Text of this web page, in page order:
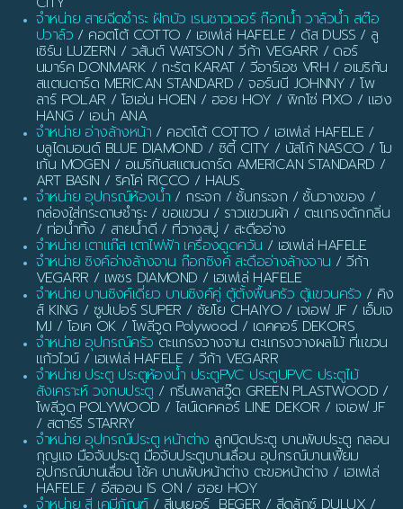
จำหน่าย สายฉีดชำระ ฝักบัว เรนชาวเวอร์ ก๊อกน้ำ วาล์วน้ำ สต๊อ
ปวาล์ว / คอตโต้ COTTO / เฮเฟเล่ HAFELE / ดัส DUSS / ลู
เซิร์น LUZERN / วสันต์ WATSON / วีก้า VEGARR / ดอร์
นมาร์ค DONMARK / กะรัต KARAT / วีอาร์เอช VRH / อเมริกัน
สแตนดาร์ด MERICAN STANDARD / จอร์นนี JOHNNY / โพ
ลาร์ POLAR / โฮเอ่น HOEN / ฮอย HOY / พิกโซ่ PIXO / แฮง
HANG / เอน่า ANA
จำหน่าย อ่างล้างหน้า / คอตโต้ COTTO / เฮเฟเล่ HAFELE /
บลูไดมอนด์ BLUE DIAMOND / ซิตี้ CITY / นัสโก้ NASCO / โม
เก้น MOGEN / อเมริกันสแตนดาร์ด AMERICAN STANDARD /
ART BASIN / ริคโค่ RICCO / HAUS
จำหน่าย อุปกรณ์ห้องน้ำ / กระจก / ชั้นกระจก / ชั้นวางของ /
กล่องใส่กระดาษชำระ / ขอแขวน / ราวแขวนผ้า / ตะแกรงดักกลิ่น
/ ท่อน้ำทิ้ง / สายน้ำดี / ที่วางสบู่ / สะดืออ่าง
จำหน่าย เตาแก๊ส เตาไฟฟ้า เครื่องดูดควัน / เฮเฟเล่ HAFELE
จำหน่าย ซิงค์อ่างล้างจาน ก๊อกซิงค์ สะดืออ่างล้างจาน / วีก้า
VEGARR / เพชร DIAMOND / เฮเฟเล่ HAFELE
จำหน่าย บานซิงค์เดี่ยว บานซิงค์คู่ ตู้ตั้งพื้นครัว ตู้แขวนครัว / คิง
ส์ KING / ซูปเปอร์ SUPER / ชัยโย CHAIYO / เจเอฟ JF / เอ็มเจ
MJ / โอเค OK / โพลีวูด Polywood / เดคคอร์ DEKORS
จำหน่าย อุปกรณ์ครัว ตะแกรงวางจาน ตะแกรงวางผลไม้ ที่แขวน
แก้วไวน์ / เฮเฟเล่ HAFELE / วีก้า VEGARR
จำหน่าย ประตู ประตูห้องน้ำ ประตูPVC ประตูUPVC ประตูไม้
สังเคราะห์ วงกบประตู / กรีนพลาสวู๊ด GREEN PLASTWOOD /
โพลีวูด POLYWOOD / ไลน์เดคคอร์ LINE DEKOR / เจเอฟ JF
/ สตาร์รี่ STARRY
จำหน่าย อุปกรณ์ประตู หน้าต่าง ลูกบิดประตู บานพับประตู กลอน
กุญแจ มือจับประตู มือจับประตูบานเลื่อน อุปกรณ์บานเฟี้ยม
อุปกรณ์บานเลื่อน โช้ค บานพับหน้าต่าง ตะขอหน้าต่าง / เฮเฟเล่
HAFELE / อีสออน IS ON / ฮอย HOY
จำหน่าย สี เคมีภัณฑ์/ สีเบเยอร์ BEGER / สีดูลักซ์ DULUX /